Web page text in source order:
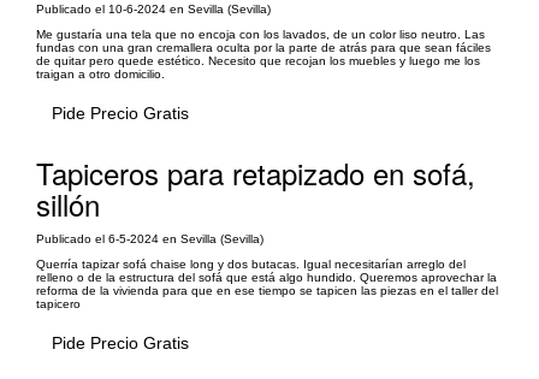
Publicado el 10-6-2024 en Sevilla (Sevilla)
Me gustaría una tela que no encoja con los lavados, de un color liso neutro. Las
fundas con una gran cremallera oculta por la parte de atrás para que sean fáciles
de quitar pero quede estético. Necesito que recojan los muebles y luego me los
traigan a otro domicilio.
Pide Precio Gratis
Tapiceros para retapizado en sofá,
sillón
Publicado el 6-5-2024 en Sevilla (Sevilla)
Querría tapizar sofá chaise long y dos butacas. Igual necesitarían arreglo del
relleno o de la estructura del sofá que está algo hundido. Queremos aprovechar la
reforma de la vivienda para que en ese tiempo se tapicen las piezas en el taller del
tapicero
Pide Precio Gratis